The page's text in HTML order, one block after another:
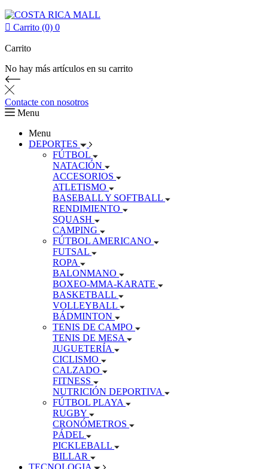
 Carrito (0) 0
Carrito
No hay más artículos en su carrito
Contacte con nosotros
Menu
Menu
DEPORTES
FÚTBOL
NATACIÓN
ACCESORIOS
ATLETISMO
BASEBALL Y SOFTBALL
RENDIMIENTO
SQUASH
CAMPING
FÚTBOL AMERICANO
FUTSAL
ROPA
BALONMANO
BOXEO-MMA-KARATE
BASKETBALL
VOLLEYBALL
BÁDMINTON
TENIS DE CAMPO
TENIS DE MESA
JUGUETERÍA
CICLISMO
CALZADO
FITNESS
NUTRICIÓN DEPORTIVA
FÚTBOL PLAYA
RUGBY
CRONÓMETROS
PÁDEL
PICKLEBALL
BILLAR
TECNOLOGIA